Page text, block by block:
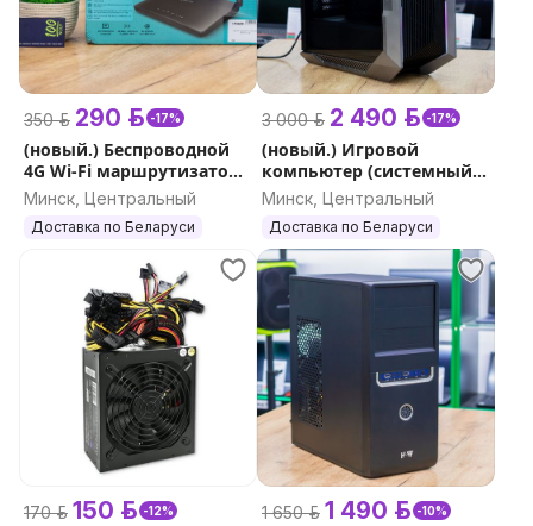
350 р. 290 р. -17%
(новый.) Беспроводной
4G Wi-Fi маршрутизатор
(роутер) TP-Link Archer
MR400 V4.20
Минск, Центральный
Доставка по Беларуси
3 000 р. 2 490 р. -17%
(новый.) Игровой
компьютер (системный
блок) Machenike Stars-V
V45R36D4w (i5-13400, RTX
3060 12GB, ОЗ
Минск, Центральный
Доставка по Беларуси
170 р. 150 р. -12% 1 650 р. 1 490 р. -10%